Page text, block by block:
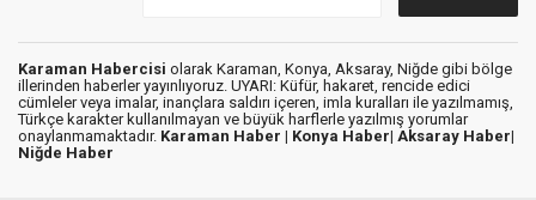
Karaman Habercisi olarak Karaman, Konya, Aksaray, Niğde gibi bölge
illerinden haberler yayınlıyoruz. UYARI: Küfür, hakaret, rencide edici
cümleler veya imalar, inançlara saldırı içeren, imla kuralları ile yazılmamış,
Türkçe karakter kullanılmayan ve büyük harflerle yazılmış yorumlar
onaylanmamaktadır. Karaman Haber | Konya Haber| Aksaray Haber|
Niğde Haber